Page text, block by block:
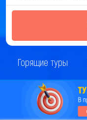
Горящие туры